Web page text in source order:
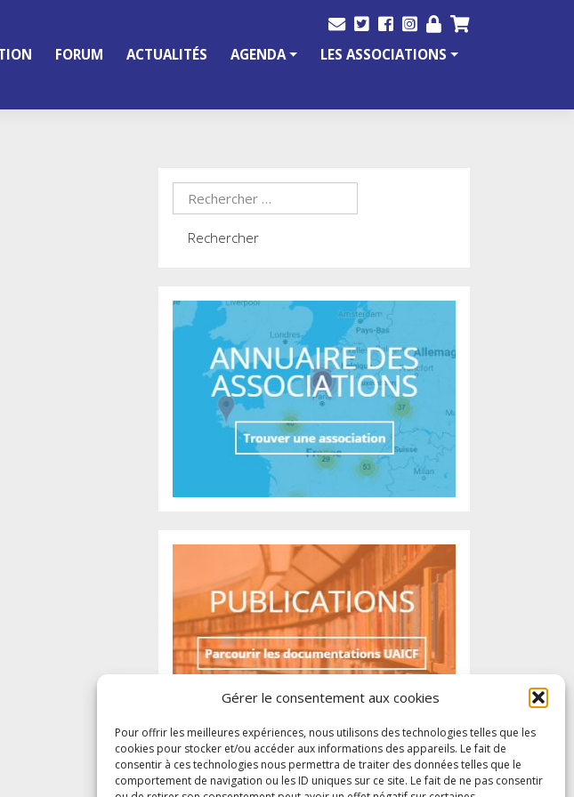
Gérer le consentement aux cookies
Pour offrir les meilleures expériences, nous utilisons des technologies telles que les
cookies pour stocker et/ou accéder aux informations des appareils. Le fait de
consentir à ces technologies nous permettra de traiter des données telles que le
comportement de navigation ou les ID uniques sur ce site. Le fait de ne pas consentir
FORUM ACTUALITÉS AGENDA LES ASSOCIATIONS